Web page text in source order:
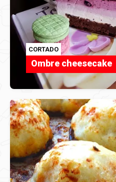
CORTADO
Ombre cheesecake